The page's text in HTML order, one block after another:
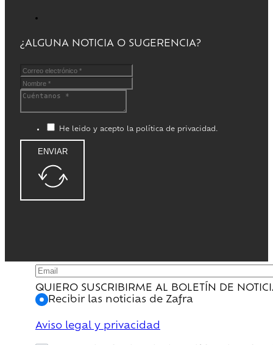
¿ALGUNA NOTICIA O SUGERENCIA?
He leido y acepto la política de privacidad.
ENVIAR
QUIERO SUSCRIBIRME AL BOLETÍN DE
Recibir las noticias de Zafra
Aviso legal y privacidad